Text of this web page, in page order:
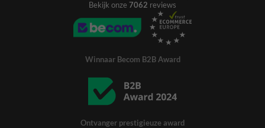
Bekijk onze 7062 reviews
Winnaar Becom B2B Award
Ontvanger prestigieuze award